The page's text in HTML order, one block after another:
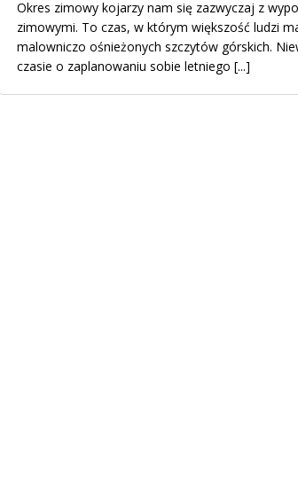
Okres zimowy kojarzy nam się zazwyczaj z
zimowymi. To czas, w którym większość ludzi
malowniczo ośnieżonych szczytów górskich.
czasie o zaplanowaniu sobie letniego [...]